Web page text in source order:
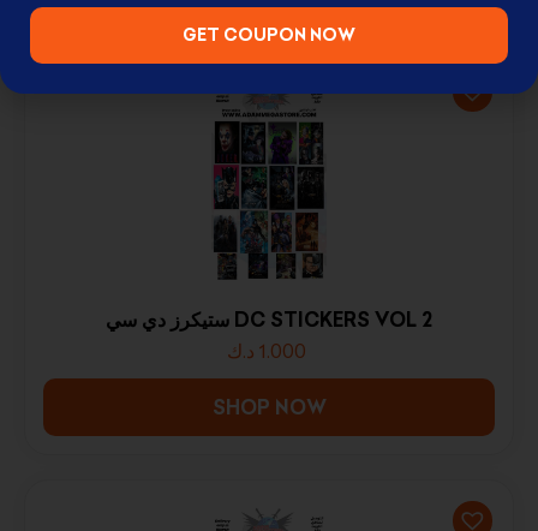
ستيكرز دي سي DC STICKERS VOL 2
1.000 د.ك
SHOP NOW
GET COUPON NOW